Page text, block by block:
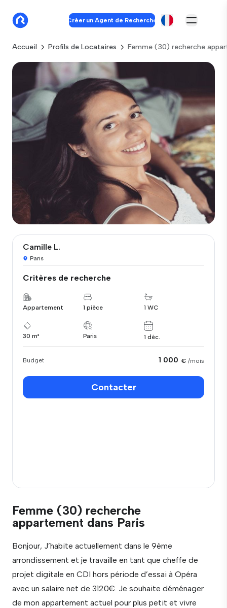
Créer un Agent de Recherche
Accueil Profils de Locataires Femme (30) recherche
Camille L.
Paris
Critères de recherche
Appartement 1 pièce 1 WC
30 m² Paris 1 déc.
Budget 1 000 € /mois
Contacter
Femme (30) recherche
appartement dans Paris
Bonjour, J’habite actuellement dans le 9ème
arrondissement et je travaille en tant que cheffe de
projet digitale en CDI hors période d’essai à Opéra
avec un salaire net de 3120€. Je souhaite déménager
de mon appartement actuel pour plus petit et vivre